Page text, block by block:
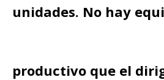
unidades. No hay
productivo que el